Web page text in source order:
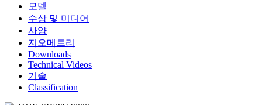
모델
수상 및 미디어
사양
지오메트리
Downloads
Technical Videos
기술
Classification